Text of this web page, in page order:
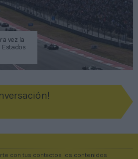
vez la
Estados
con tus contactos los contenidos